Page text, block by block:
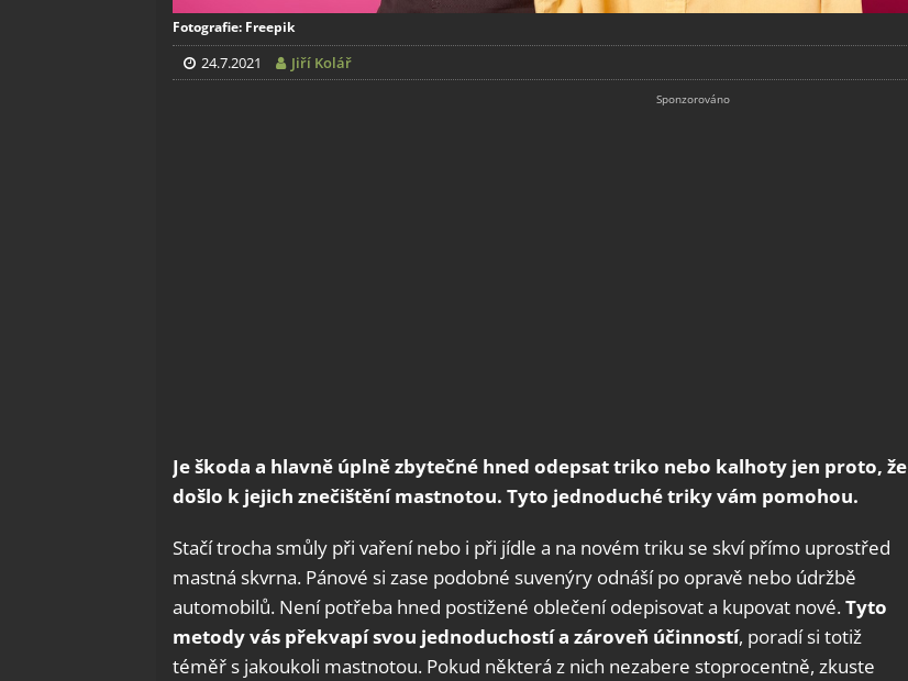
Fotografie: Freepik
24.7.2021 Jiří Kolář
Je škoda a hlavně úplně zbytečné hned odepsat triko nebo kalhoty jen proto, že
došlo k jejich znečištění mastnotou. Tyto jednoduché triky vám pomohou.
Stačí trocha smůly při vaření nebo i při jídle a na novém triku se skví přímo uprostřed
mastná skvrna. Pánové si zase podobné suvenýry odnáší po opravě nebo údržbě
automobilů. Není potřeba hned postižené oblečení odepisovat a kupovat nové.Tyto
metody vás překvapí svou jednoduchostí a zároveň účinností, poradí si totiž
téměř s jakoukoli mastnotou. Pokud některá z nich nezabere stoprocentně, zkuste